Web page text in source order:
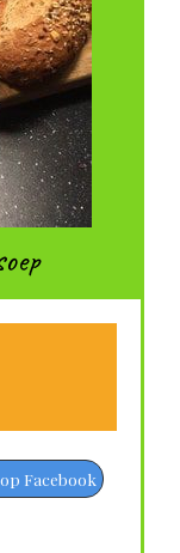
Facebook